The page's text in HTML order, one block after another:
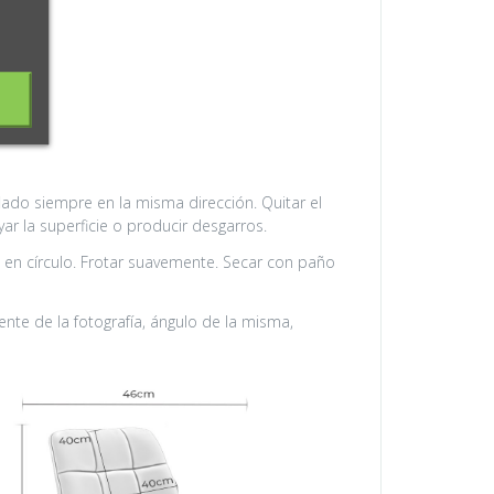
siempre en la misma dirección. Quitar el
la superficie o producir desgarros.
círculo. Frotar suavemente. Secar con paño
de la fotografía, ángulo de la misma,